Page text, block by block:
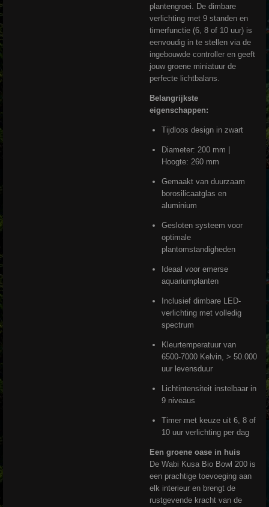
plantengroei. De dimbare
verlichting met 9 standen en
timerfunctie (6, 8 of 10 uur) is
eenvoudig in te stellen via de
ingebouwde controller en geeft
jouw groene miniatuur de
perfecte lichtbalans.
Belangrijkste
eigenschappen:
Tijdloos design in zwart
Diameter: 200 mm |
Hoogte: 260 mm
Gemaakt van duurzaam
borosilicaatglas en
aluminium
Gesloten systeem voor
optimale
plantomstandigheden
Ideaal voor emerse
aquariumplanten
Inclusief dimbare LED-
verlichting met volledig
spectrum
Kleurtemperatuur van
6500-7000 Kelvin, > 50.000
uur levensduur
Lichtintensiteit instelbaar in
9 niveaus
Timer met keuze uit 6, 8 of
10 uur verlichting per dag
Een groene oase in huis
De Wabi Kusa Bio Bowl 200 is
een prachtige toevoeging aan
elk interieur en brengt de
rustgevende kracht van de